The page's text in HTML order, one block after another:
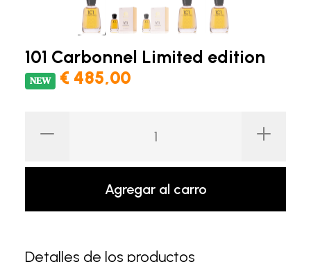
101 Carbonnel Limited edition
NEW € 485,00
Agregar al carro
Detalles de los productos